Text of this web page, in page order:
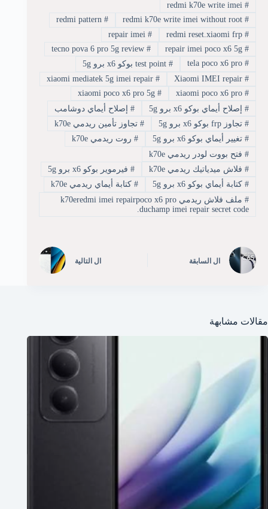
#
redmi k70e write imei
#
redmi k70e write imei without root
#
redmi pattern
#
redmi reset.xiaomi frp
#
repair imei
#
repair imei poco x6 5g
#
tecno pova 6 pro 5g review
#
tela poco x6 pro
#test point بوكو x6 برو 5g
#
Xiaomi IMEI repair
#
xiaomi mediatek 5g imei repair
#
xiaomi poco x6 pro
#
xiaomi poco x6 pro 5g
#إصلاح أيماي بوكو x6 برو 5g #إصلاح أيماي دوشامب
#تجاوز frp بوكو x6 برو 5g #تجاوز تأمين ريدمي k70e
#تغيير أيماي بوكو x6 برو 5g #روت ريدمي k70e
#فتح بووت لودر ريدمي k70e
#فلاش ميدياتيك ريدمي k70e #فيرموير بوكو x6 برو 5g
#كتابة أيماي بوكو x6 برو 5g #كتابة أيماي ريدمي k70e
#
ملف فلاش ريدمي k70eredmi imei repairpoco x6 pro
.duchamp imei repair secret code
ال السابقة ال التالية
مقالات مشابهة